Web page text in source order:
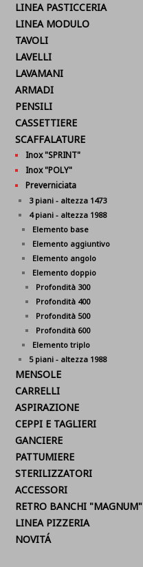
LINEA PASTICCERIA
LINEA MODULO
TAVOLI
LAVELLI
LAVAMANI
ARMADI
PENSILI
CASSETTIERE
SCAFFALATURE
Inox "SPRINT"
Inox "POLY"
Preverniciata
3 piani - altezza 1473
4 piani - altezza 1988
Elemento base
Elemento aggiuntivo
Elemento angolo
Elemento doppio
Profondità 300
Profondità 400
Profondità 500
Profondità 600
Elemento triplo
5 piani - altezza 1988
MENSOLE
CARRELLI
ASPIRAZIONE
CEPPI E TAGLIERI
GANCIERE
PATTUMIERE
STERILIZZATORI
ACCESSORI
RETRO BANCHI "MAGNUM"
LINEA PIZZERIA
NOVITÁ